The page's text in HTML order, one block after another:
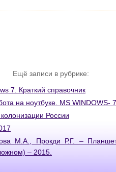
Ещё записи в рубрике:
7. Краткий справочник
на ноутбуке. MS WINDOWS- 7
России
М.А., Прокди Р.Г. –
– 2015.